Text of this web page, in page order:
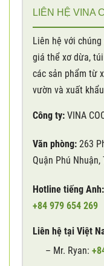
LIÊN HỆ VINA
Liên hệ với
giá thể xơ dừa,
các sản phẩm từ
vườn và xuất
Công ty: VINA
Văn phòng: 263
Quận Phú
Hotline tiếng Anh:
+84 979 654 269
Liên hệ tại Việt
– Mr. Ryan: